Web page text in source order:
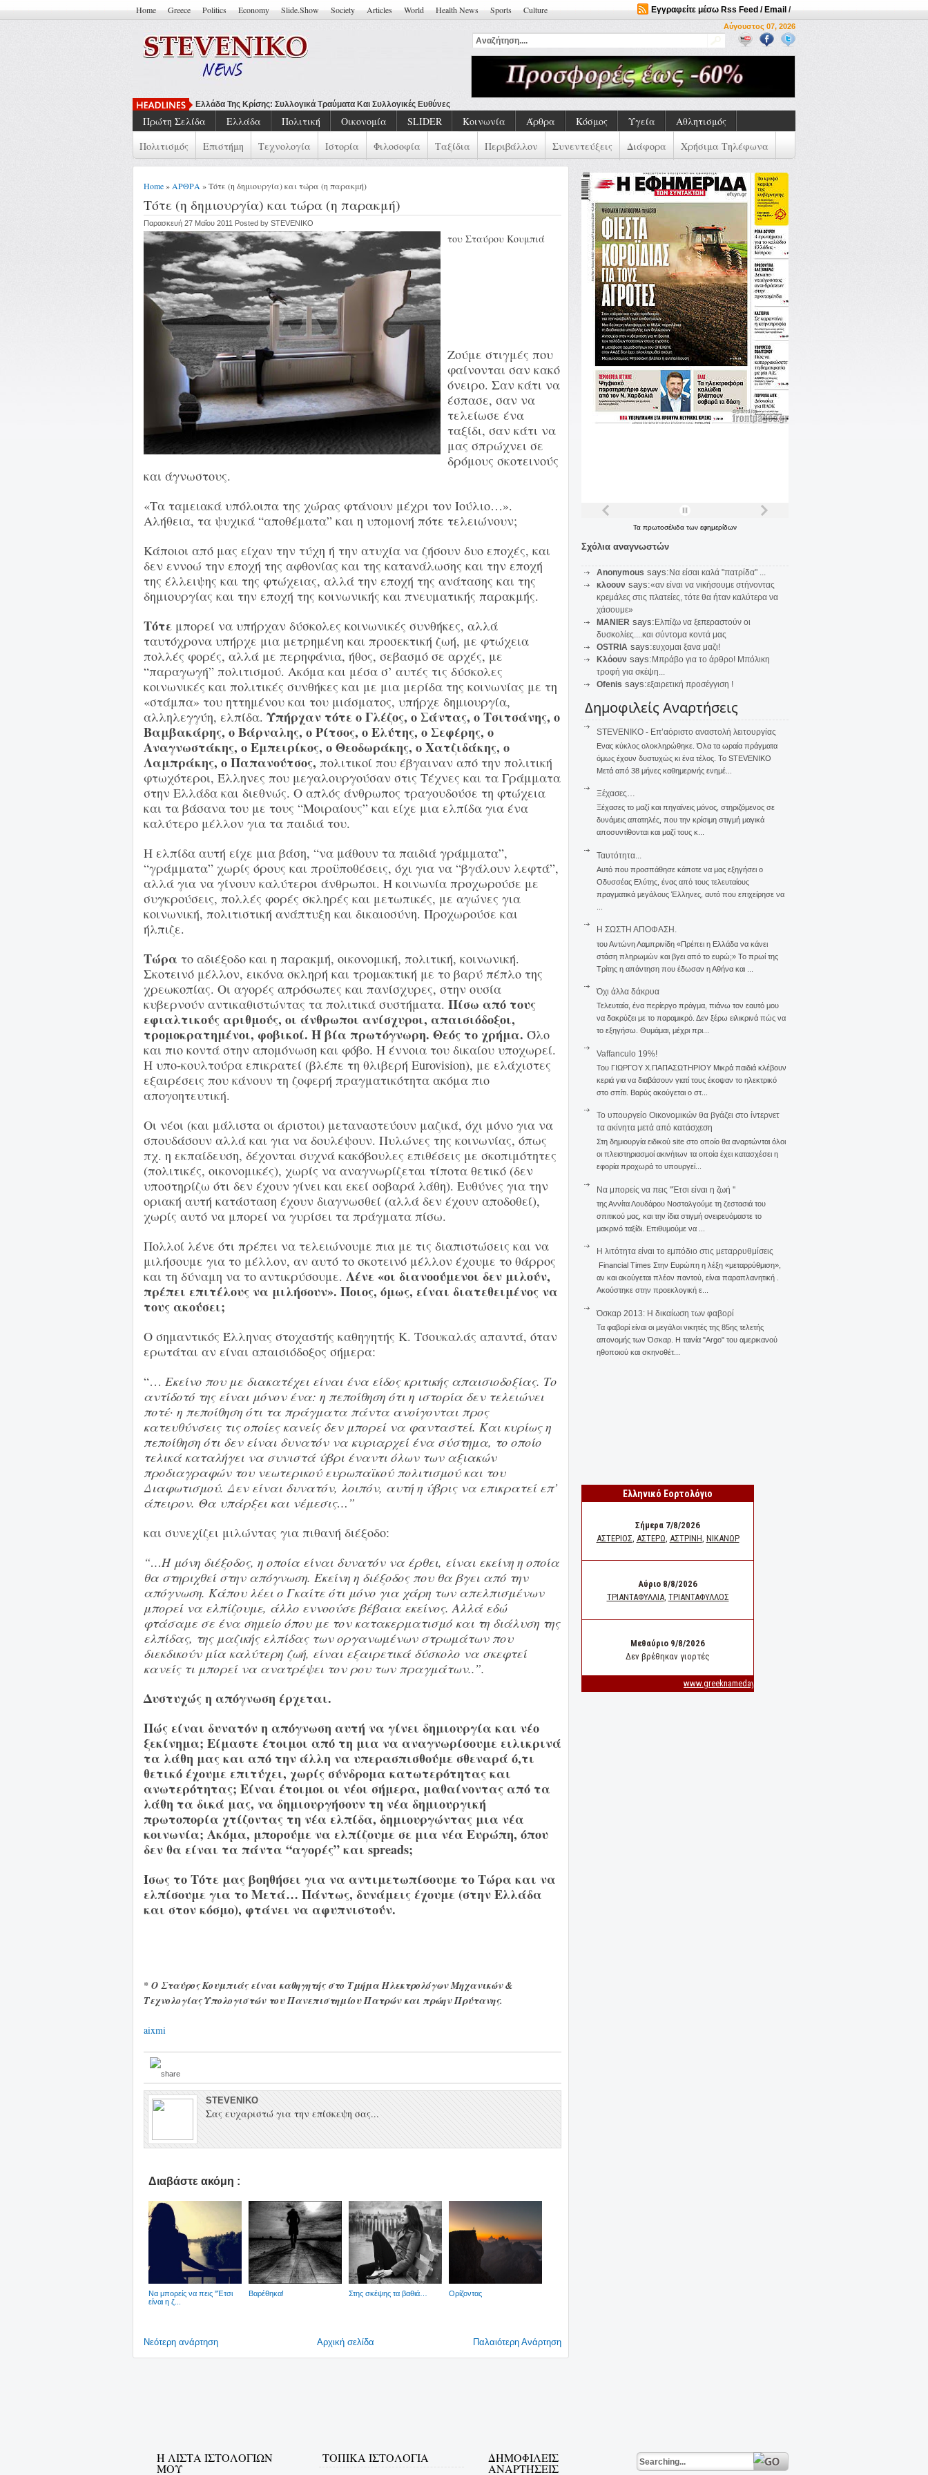
Home Greece Politics Economy Slide.Show Society Articles World Health News Sports Culture Εγγραφείτε μέσω Rss Feed / Email /
Αύγουστος 07, 2026
Ελλάδα Της Κρίσης: Συλλογικά Τραύματα Και Συλλογικές Ευθύνες
Πρώτη Σελίδα Ελλάδα Πολιτική Οικονομία SLIDER Κοινωνία Άρθρα Κόσμος Υγεία
Αθλητισμός
Πολιτισμός
Επιστήμη Τεχνολογία Ιστορία Φιλοσοφία Ταξίδια Περιβάλλον Συνεντεύξεις Διάφορα Χρήσιμα Τηλέφωνα
Home» ΑΡΘΡΑ » Τότε (η δημιουργία) και τώρα (η παρακμή)
Τότε (η δημιουργία) και τώρα (η παρακμή)
Παρασκευή 27 Μαΐου 2011 Posted by STEVENIKO
του Σταύρου Κουμπιά
Ζούμε στιγμές που
φαίνονται σαν κακό
όνειρο. Σαν κάτι να
έσπασε, σαν να
τελείωσε ένα
ταξίδι, σαν κάτι να
μας σπρώχνει σε
δρόμους σκοτεινούς
και άγνωστους.
«Τα ταμειακά υπόλοιπα της χώρας φτάνουν μέχρι τον Ιούλιο…».
Αλήθεια, τα ψυχικά “αποθέματα” και η υπομονή πότε τελειώνουν;
Κάποιοι από μας είχαν την τύχη ή την ατυχία να ζήσουν δυο εποχές, και
δεν εννοώ την εποχή της αφθονίας και της κατανάλωσης και την εποχή
της έλλειψης και της φτώχειας, αλλά την εποχή της ανάτασης και της
δημιουργίας και την εποχή της κοινωνικής και πνευματικής παρακμής.
Τότε μπορεί να υπήρχαν δύσκολες κοινωνικές συνθήκες, αλλά
ταυτόχρονα υπήρχε μια μετρημένη και προσεκτική ζωή, με φτώχεια
πολλές φορές, αλλά με περηφάνια, ήθος, σεβασμό σε αρχές, με
“παραγωγή” πολιτισμού. Ακόμα και μέσα σ’ αυτές τις δύσκολες
κοινωνικές και πολιτικές συνθήκες και με μια μερίδα της κοινωνίας με τη
«στάμπα» του ηττημένου και του μιάσματος, υπήρχε δημιουργία,
αλληλεγγύη, ελπίδα. Υπήρχαν τότε ο Γλέζος, ο Σάντας, ο Τσιτσάνης, ο
Βαμβακάρης, ο Βάρναλης, ο Ρίτσος, ο Ελύτης, ο Σεφέρης, ο
Αναγνωστάκης, ο Εμπειρίκος, ο Θεοδωράκης, ο Χατζιδάκης, ο
Λαμπράκης, ο Παπανούτσος, πολιτικοί που έβγαιναν από την πολιτική
φτωχότεροι, Έλληνες που μεγαλουργούσαν στις Τέχνες και τα Γράμματα
στην Ελλάδα και διεθνώς. Ο απλός άνθρωπος τραγουδούσε τη φτώχεια
και τα βάσανα του με τους “Μοιραίους” και είχε μια ελπίδα για ένα
καλύτερο μέλλον για τα παιδιά του.
Η ελπίδα αυτή είχε μια βάση, “να μάθουν τα παιδιά γράμματα”,
“γράμματα” χωρίς όρους και προϋποθέσεις, όχι για να “βγάλουν λεφτά”,
αλλά για να γίνουν καλύτεροι άνθρωποι. Η κοινωνία προχωρούσε με
συγκρούσεις, πολλές φορές σκληρές και μετωπικές, με αγώνες για
κοινωνική, πολιτιστική ανάπτυξη και δικαιοσύνη. Προχωρούσε και
ήλπιζε.
Τώρα το αδιέξοδο και η παρακμή, οικονομική, πολιτική, κοινωνική.
Σκοτεινό μέλλον, εικόνα σκληρή και τρομακτική με το βαρύ πέπλο της
χρεωκοπίας. Οι αγορές απρόσωπες και πανίσχυρες, στην ουσία
κυβερνούν αντικαθιστώντας τα πολιτικά συστήματα. Πίσω από τους
εφιαλτικούς αριθμούς, οι άνθρωποι ανίσχυροι, απαισιόδοξοι,
τρομοκρατημένοι, φοβικοί. Η βία πρωτόγνωρη. Θεός το χρήμα. Όλο
και πιο κοντά στην απομόνωση και φόβο. Η έννοια του δικαίου υποχωρεί.
Η υπο-κουλτούρα επικρατεί (βλέπε τη θλιβερή Eurovision), με ελάχιστες
εξαιρέσεις που κάνουν τη ζοφερή πραγματικότητα ακόμα πιο
απογοητευτική.
Οι νέοι (και μάλιστα οι άριστοι) μεταναστεύουν μαζικά, όχι μόνο για να
σπουδάσουν αλλά και για να δουλέψουν. Πυλώνες της κοινωνίας, όπως
πχ. η εκπαίδευση, δέχονται συχνά κακόβουλες επιθέσεις με σκοπιμότητες
(πολιτικές, οικονομικές), χωρίς να αναγνωρίζεται τίποτα θετικό (δεν
υποστηρίζω ότι δεν έχουν γίνει και εκεί σοβαρά λάθη). Ευθύνες για την
οριακή αυτή κατάσταση έχουν διαγνωσθεί (αλλά δεν έχουν αποδοθεί),
χωρίς αυτό να μπορεί να γυρίσει τα πράγματα πίσω.
Πολλοί λένε ότι πρέπει να τελειώνουμε πια με τις διαπιστώσεις και να
μιλήσουμε για το μέλλον, αν αυτό το σκοτεινό μέλλον έχουμε το θάρρος
και τη δύναμη να το αντικρύσουμε. Λένε «οι διανοούμενοι δεν μιλούν,
πρέπει επιτέλους να μιλήσουν». Ποιος, όμως, είναι διατεθειμένος να
τους ακούσει;
Ο σημαντικός Έλληνας στοχαστής καθηγητής Κ. Τσουκαλάς απαντά, όταν
ερωτάται αν είναι απαισιόδοξος σήμερα:
“… Εκείνο που με διακατέχει είναι ένα είδος κριτικής απαισιοδοξίας. Το
αντίδοτό της είναι μόνον ένα: η πεποίθηση ότι η ιστορία δεν τελειώνει
ποτέ· η πεποίθηση ότι τα πράγματα πάντα ανοίγονται προς
κατευθύνσεις τις οποίες κανείς δεν μπορεί να φανταστεί. Και κυρίως η
πεποίθηση ότι δεν είναι δυνατόν να κυριαρχεί ένα σύστημα, το οποίο
τελικά καταλήγει να συνιστά ύβρι έναντι όλων των αξιακών
προδιαγραφών του νεωτερικού ευρωπαϊκού πολιτισμού και του
Διαφωτισμού. Δεν είναι δυνατόν, λοιπόν, αυτή η ύβρις να επικρατεί επ’
άπειρον. Θα υπάρξει και νέμεσις…”
και συνεχίζει μιλώντας για πιθανή διέξοδο:
“…Η μόνη διέξοδος, η οποία είναι δυνατόν να έρθει, είναι εκείνη η οποία
θα στηριχθεί στην απόγνωση. Εκείνη η διέξοδος που θα βγει από την
απόγνωση. Κάπου λέει ο Γκαίτε ότι μόνο για χάρη των απελπισμένων
μπορεί να ελπίζουμε, άλλο εννοούσε βέβαια εκείνος. Αλλά εδώ
φτάσαμε σε ένα σημείο όπου με τον κατακερματισμό και τη διάλυση της
ελπίδας, της μαζικής ελπίδας των οργανωμένων στρωμάτων που
διεκδικούν μία καλύτερη ζωή, είναι εξαιρετικά δύσκολο να σκεφτεί
κανείς τι μπορεί να ανατρέψει τον ρου των πραγμάτων..”.
Δυστυχώς η απόγνωση έρχεται.
Πώς είναι δυνατόν η απόγνωση αυτή να γίνει δημιουργία και νέο
ξεκίνημα; Είμαστε έτοιμοι από τη μια να αναγνωρίσουμε ειλικρινά
τα λάθη μας και από την άλλη να υπερασπισθούμε σθεναρά ό,τι
θετικό έχουμε επιτύχει, χωρίς σύνδρομα κατωτερότητας και
ανωτερότητας; Είναι έτοιμοι οι νέοι σήμερα, μαθαίνοντας από τα
λάθη τα δικά μας, να δημιουργήσουν τη νέα δημιουργική
πρωτοπορία χτίζοντας τη νέα ελπίδα, δημιουργώντας μια νέα
κοινωνία; Ακόμα, μπορούμε να ελπίζουμε σε μια νέα Ευρώπη, όπου
δεν θα είναι τα πάντα “αγορές” και spreads;
Ίσως το Τότε μας βοηθήσει για να αντιμετωπίσουμε το Τώρα και να
ελπίσουμε για το Μετά… Πάντως, δυνάμεις έχουμε (στην Ελλάδα
και στον κόσμο), φτάνει να αφυπνιστούν.
* Ο Σταύρος Κουμπιάς είναι καθηγητής στο Τμήμα Ηλεκτρολόγων Μηχανικών &
Τεχνολογίας Υπολογιστών του Πανεπιστημίου Πατρών και πρώην Πρύτανης.
aixmi
STEVENIKO
Σας ευχαριστώ για την επίσκεψη σας...
Διαβάστε ακόμη :
Να μπορείς να πεις ''Έτσι
είναι η ζ...
Βαρέθηκα! Στης σκέψης τα βαθιά… Ορίζοντας
Νεότερη ανάρτηση Παλαιότερη Ανάρτηση
Αρχική σελίδα
Τα πρωτοσέλιδα των εφημερίδων
Σχόλια αναγνωστών
Anonymous says: Να είσαι καλά "πατρίδα" ...
κλοουν says:«αν είναι να νικήσουμε στήνοντας
κρεμάλες στις πλατείες, τότε θα ήταν καλύτερα να
χάσουμε»
MANIER says: Ελπίζω να ξεπεραστούν οι
δυσκολίες....και σύντομα κοντά μας
OSTRIA says:ευχομαι ξανα μαζι!
Κλόουν says: Μπράβο για το άρθρο! Μπόλικη
τροφή για σκέψη...
Ofenis says:εξαιρετική προσέγγιση !
Δημοφιλείς Αναρτήσεις
STEVENIKO - Επ’αόριστο αναστολή λειτουργίας
Ενας κύκλος ολοκληρώθηκε. Όλα τα ωραία πράγματα
όμως έχουν δυστυχώς κι ένα τέλος. Το STEVENIKO
Μετά από 38 μήνες καθημερινής ενημέ...
Ξέχασες…
Ξέχασες το μαζί και πηγαίνεις μόνος, στηριζόμενος σε
δυνάμεις απατηλές, που την κρίσιμη στιγμή μαγικά
αποσυντίθονται και μαζί τους κ...
Ταυτότητα...
Αυτό που προσπάθησε κάποτε να μας εξηγήσει ο
Οδυσσέας Ελύτης, ένας από τους τελευταίους
πραγματικά μεγάλους Έλληνες, αυτό που επιχείρησε να
Η ΣΩΣΤΗ ΑΠΟΦΑΣΗ.
του Αντώνη Λαμπρινίδη «Πρέπει η Ελλάδα να κάνει
στάση πληρωμών και βγει από το ευρώ;» Το πρωί της
Τρίτης η απάντηση που έδωσαν η Αθήνα και ...
Όχι άλλα δάκρυα
Τελευταία, ένα περίεργο πράγμα, πιάνω τον εαυτό μου
να δακρύζει με το παραμικρό. Δεν ξέρω ειλικρινά πώς να
το εξηγήσω. Θυμάμαι, μέχρι πρι...
Vaffanculo 19%!
Του ΓΙΩΡΓΟΥ Χ.ΠΑΠΑΣΩΤΗΡΙΟΥ Μικρά παιδιά κλέβουν
κεριά για να διαβάσουν γιατί τους έκοψαν το ηλεκτρικό
στο σπίτι. Βαρύς ακούγεται ο στ...
To υπουργείο Οικονομικών θα βγάζει στο ίντερνετ
τα ακίνητα μετά από κατάσχεση
Στη δημιουργία ειδικού site στο οποίο θα αναρτώνται όλοι
οι πλειστηριασμοί ακινήτων τα οποία έχει κατασχέσει η
εφορία προχωρά το υπουργεί...
Να μπορείς να πεις ''Έτσι είναι η ζωή ''
της Αννίτα Λουδάρου Νοσταλγούμε τη ζεστασιά του
σπιτικού μας, και την ίδια στιγμή ονειρευόμαστε το
μακρινό ταξίδι. Επιθυμούμε να ...
Η λιτότητα είναι το εμπόδιο στις μεταρρυθμίσεις
Financial Times Στην Ευρώπη η λέξη «μεταρρύθμιση»,
αν και ακούγεται πλέον παντού, είναι παραπλανητική .
Ακούστηκε στην προεκλογική ε...
Όσκαρ 2013: Η δικαίωση των φαβορί
Τα φαβορί είναι οι μεγάλοι νικητές της 85ης τελετής
απονομής των Όσκαρ. Η ταινία "Αrgo" του αμερικανού
ηθοποιού και σκηνοθέτ...
Η ΛΙΣΤΑ ΙΣΤΟΛΟΓΙΩΝ
ΜΟΥ
ΤΟΠΙΚΑ ΙΣΤΟΛΟΓΙΑ ΔΗΜΟΦΙΛΕΊΣ
ΑΝΑΡΤΉΣΕΙΣ